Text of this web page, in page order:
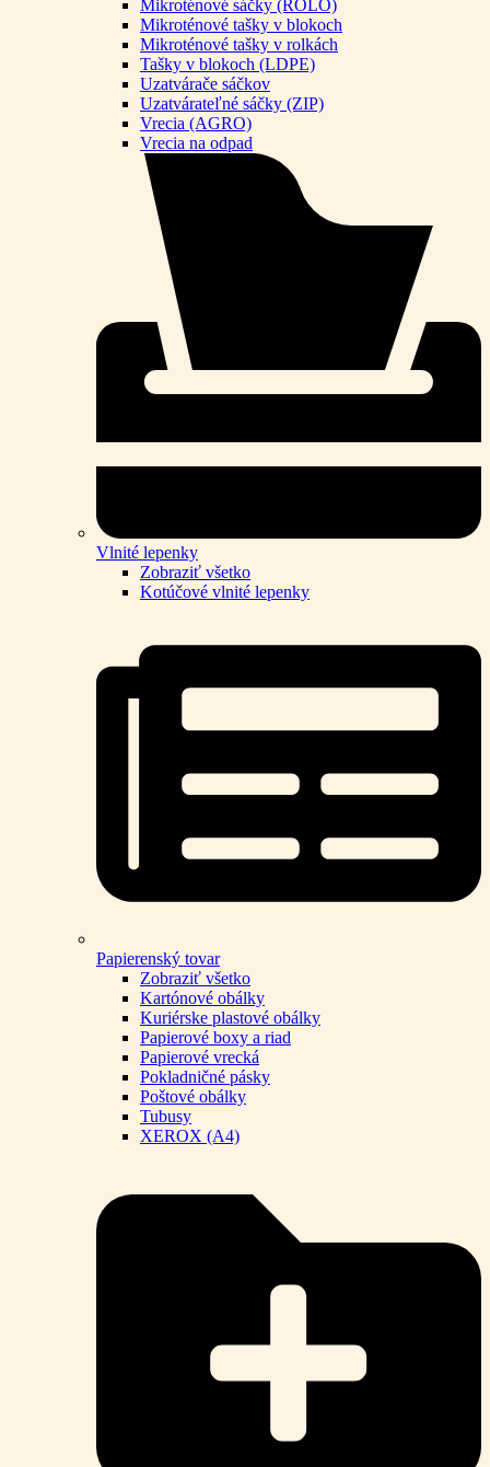
Mikroténové sáčky (ROLO)
Mikroténové tašky v blokoch
Mikroténové tašky v rolkách
Tašky v blokoch (LDPE)
Uzatvárače sáčkov
Uzatvárateľné sáčky (ZIP)
Vrecia (AGRO)
Vrecia na odpad
Vlnité lepenky
Zobraziť všetko
Kotúčové vlnité lepenky
Papierenský tovar
Zobraziť všetko
Kartónové obálky
Kuriérske plastové obálky
Papierové boxy a riad
Papierové vrecká
Pokladničné pásky
Poštové obálky
Tubusy
XEROX (A4)